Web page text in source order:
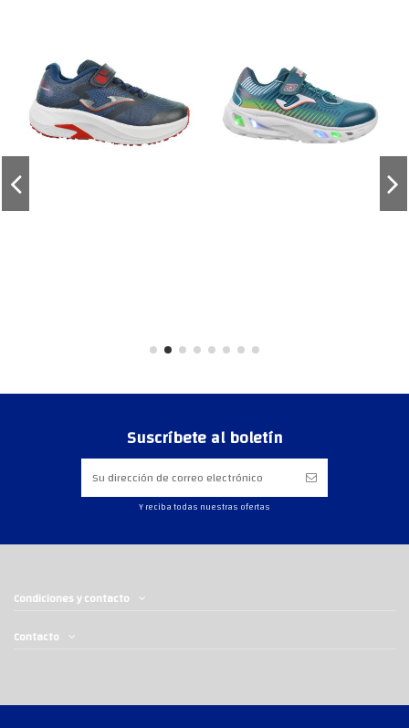
Suscríbete al boletín
Y reciba todas nuestras ofertas
Condiciones y contacto
Contacto